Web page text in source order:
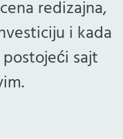
redizajna,
i kada
sajt